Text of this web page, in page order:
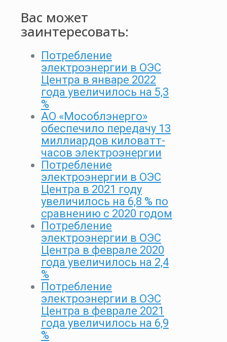
Вас может
заинтересовать:
Потребление
электроэнергии в ОЭС
Центра в январе 2022
года увеличилось на 5,3
%
АО «Мособлэнерго»
обеспечило передачу 13
миллиардов киловатт-
часов электроэнергии
Потребление
электроэнергии в ОЭС
Центра в 2021 году
увеличилось на 6,8 % по
сравнению с 2020 годом
Потребление
электроэнергии в ОЭС
Центра в феврале 2020
года увеличилось на 2,4
%
Потребление
электроэнергии в ОЭС
Центра в феврале 2021
года увеличилось на 6,9
%